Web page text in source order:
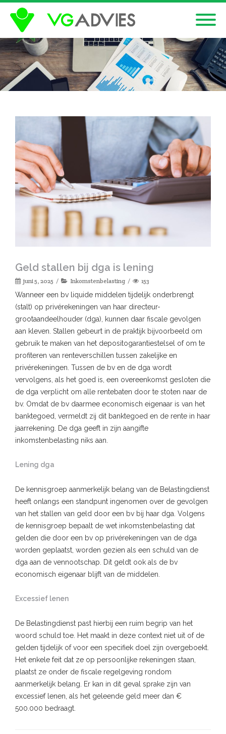
Geld stallen bij dga is lening
juni 5, 2025 Inkomstenbelasting 153
Wanneer een bv liquide middelen tijdelijk onderbrengt
(stalt) op privérekeningen van haar directeur-
grootaandeelhouder (dga), kunnen daar fiscale gevolgen
aan kleven. Stallen gebeurt in de praktijk bijvoorbeeld om
gebruik te maken van het depositogarantiestelsel of om te
profiteren van renteverschillen tussen zakelijke en
privérekeningen. Tussen de bv en de dga wordt
vervolgens, als het goed is, een overeenkomst gesloten die
de dga verplicht om alle rentebaten door te stoten naar de
bv. Omdat de bv daarmee economisch eigenaar is van het
banktegoed, vermeldt zij dit banktegoed en de rente in haar
jaarrekening. De dga geeft in zijn aangifte
inkomstenbelasting niks aan.
Lening dga
De kennisgroep aanmerkelijk belang van de Belastingdienst
heeft onlangs een standpunt ingenomen over de gevolgen
van het stallen van geld door een bv bij haar dga. Volgens
de kennisgroep bepaalt de wet inkomstenbelasting dat
gelden die door een bv op privérekeningen van de dga
worden geplaatst, worden gezien als een schuld van de
dga aan de vennootschap. Dit geldt ook als de bv
economisch eigenaar blijft van de middelen.
Excessief lenen
De Belastingdienst past hierbij een ruim begrip van het
woord schuld toe. Het maakt in deze context niet uit of de
gelden tijdelijk of voor een specifiek doel zijn overgeboekt.
Het enkele feit dat ze op persoonlijke rekeningen staan,
plaatst ze onder de fiscale regelgeving rondom
aanmerkelijk belang. Er kan in dit geval sprake zijn van
excessief lenen, als het geleende geld meer dan €
500.000 bedraagt.